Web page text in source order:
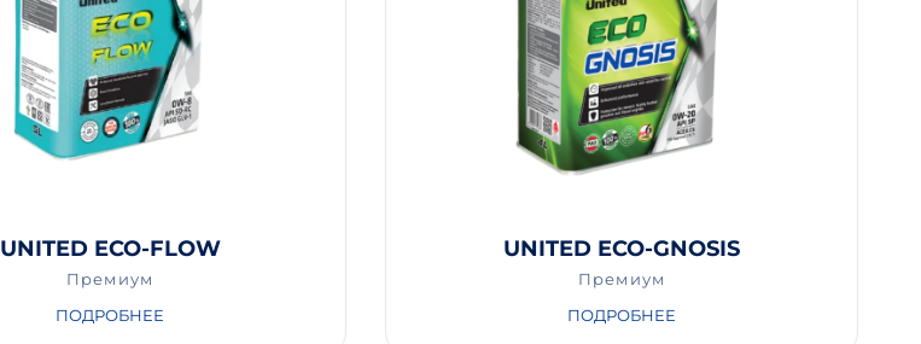
UNITED ECO-FLOW
Премиум
ПОДРОБНЕЕ
UNITED ECO-GNOSIS
Премиум
ПОДРОБНЕЕ